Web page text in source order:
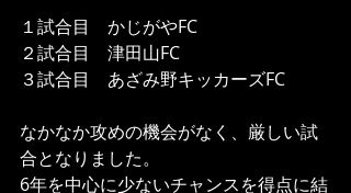
１試合目　かじがやFC
２試合目　津田山FC
３試合目　あざみ野キッカーズFC
なかなか攻めの機会がなく、厳しい試
合となりました。
6年を中心に少ないチャンスを得点に結